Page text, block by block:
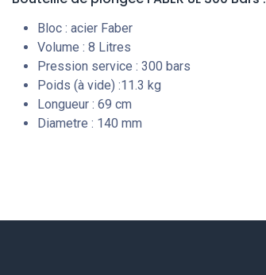
Bloc : acier Faber
Volume : 8 Litres
Pression service : 300 bars
Poids (à vide) :11.3 kg
Longueur : 69 cm
Diametre : 140 mm